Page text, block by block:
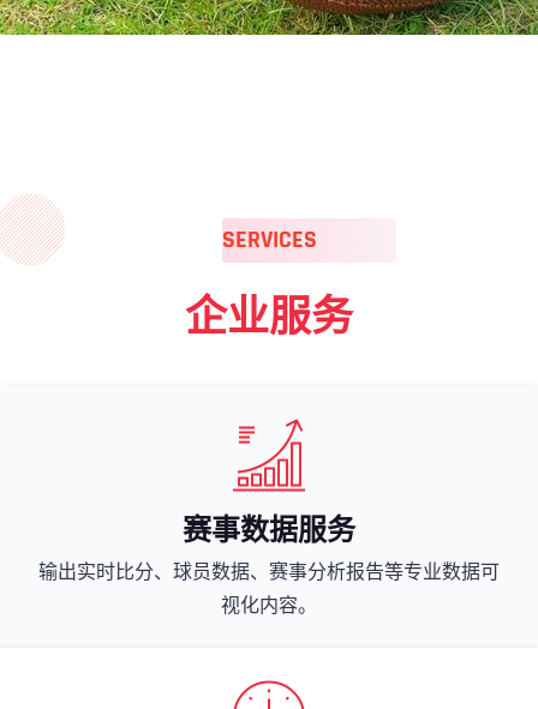
SERVICES
企业服务
赛事数据服务
输出实时比分、球员数据、赛事分析报告等专业数据可
视化内容。